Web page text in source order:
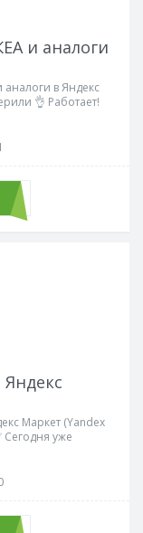
и аналоги
аналоги в Яндекс
👌 Работает!
Яндекс
Маркет (Yandex
уже